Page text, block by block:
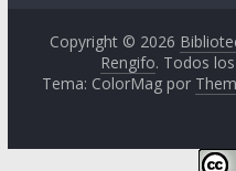
Copyright © 2026
Rengifo. Todos
Tema: ColorMag por